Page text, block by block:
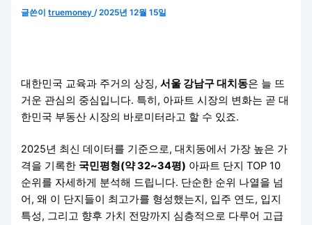
글쓴이truemoney/2025년 12월 15일
대한민국 교육과 주거의 상징,서울 강남구 대치동은 늘 뜨
거운 관심의 중심입니다. 특히, 아파트 시장의 변화는 곧 대
한민국 부동산 시장의 바로미터라고 할 수 있죠.
2025년 최신 데이터를 기준으로, 대치동에서 가장 높은 가
격을 기록한 국민평형(약 32~34평) 아파트 단지 TOP 10
순위를 자세하게 분석해 드립니다. 단순한 순위 나열을 넘
어, 왜 이 단지들이 최고가를 형성했는지, 입주 연도, 입지
특성, 그리고 향후 가치 전망까지 심층적으로 다루어 고급